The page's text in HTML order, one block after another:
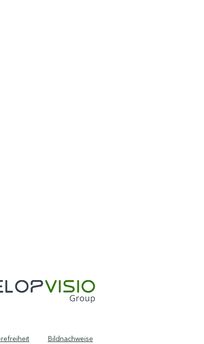
Bildnachweise